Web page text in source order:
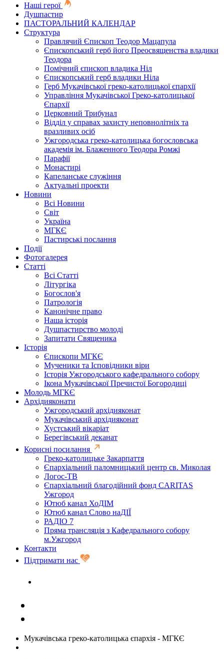
Наші герої
Душпастир
ПАСТОРАЛЬНИЙ КАЛЕНДАР
Структура
Правлячий Єпископ Теодор Мацапула
Єпископський герб його Преосвященства владики
Теодора
Помічний єпископ владика Ніл
Єпископський герб владики Ніла
Герб Мукачівської греко-католицької єпархії
Управління Мукачівської Греко-католицької
Єпархії
Церковний Трибунал
Відділ у справах захисту неповнолітніх та
вразливих осіб
Ужгородська греко-католицька богословська
академія ім. Блаженного Теодора Ромжі
Парафії
Монастирі
Капеланське служіння
Актуальні проекти
Новини
Всі Новини
Світ
Україна
МГКЄ
Пастирські послання
Події
Фотогалерея
Статті
Всі Статті
Літургіка
Богослов'я
Патрологія
Канонічне право
Наша історія
Душпастирство молоді
Запитати Священика
Історія
Єпископи МГКЄ
Мученики та Ісповідники віри
Історія Ужгородського кафедрального собору
Ікона Мукачівської Пречистої Богородиці
Молодь МГКЄ
Архідияконати
Ужгородський архідияконат
Мукачівський архідияконат
Хустський вікаріат
Берегівський деканат
Корисні посилання
Греко-католицьке Закарпаття
Єпархіальний паломницький центр св. Миколая
Логос-ТВ
Єпархіальний благодійний фонд CARITAS
Ужгород
Ютюб канал ХоДІМ
Ютюб канал Слово наДІЇ
РАДІО 7
Пряма трансляція з Кафедрального собору
м.Ужгород
Контакти
Підтримати нас
Мукачівська греко-католицька єпархія - МГКЄ